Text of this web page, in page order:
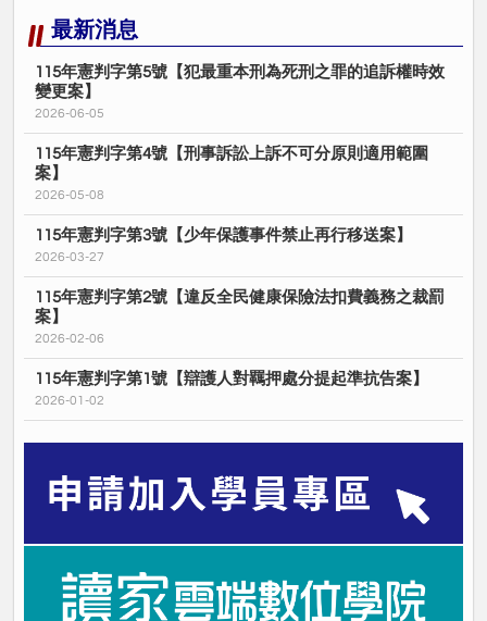
最新消息
115年憲判字第5號【犯最重本刑為死刑之罪的追訴權時效
變更案】
2026-06-05
115年憲判字第4號【刑事訴訟上訴不可分原則適用範圍
案】
2026-05-08
115年憲判字第3號【少年保護事件禁止再行移送案】
2026-03-27
115年憲判字第2號【違反全民健康保險法扣費義務之裁罰
案】
2026-02-06
115年憲判字第1號【辯護人對羈押處分提起準抗告案】
2026-01-02